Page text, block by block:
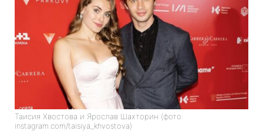
Таисия Хвостова и Ярослав Шахторин (фото:
instagram.com/taisiya_khvostova)